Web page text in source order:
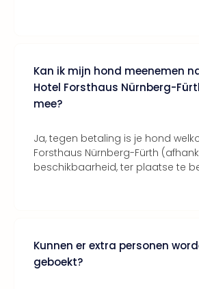
Kan ik mijn hond meenemen
Hotel Forsthaus Nürnberg-
mee?
Ja, tegen betaling is je hond
Forsthaus Nürnberg-Fürth
beschikbaarheid, ter plaatse te
Kunnen er extra personen
geboekt?